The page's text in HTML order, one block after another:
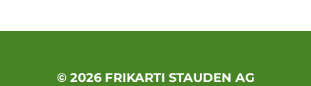
© 2026 FRIKARTI STAUDEN AG